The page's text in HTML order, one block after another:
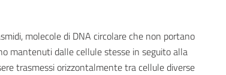
molecole di DNA circolare che non portano
mantenuti dalle cellule stesse in seguito alla
trasmessi orizzontalmente tra cellule diverse